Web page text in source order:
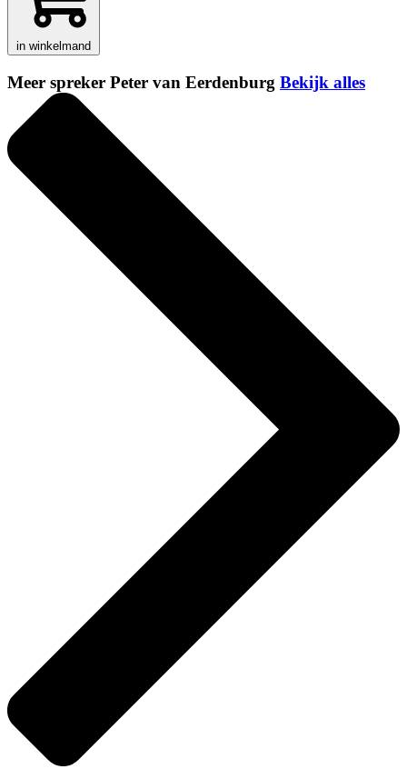
in winkelmand
Meer spreker Peter van Eerdenburg Bekijk alles